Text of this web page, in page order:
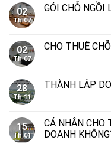
02
Th 07
GÓI CHỖ NGỒI
02
Th 07
CHO THUÊ CHỖ
28
Th 11
THÀNH LẬP
15
Th 01
CÁ NHÂN CHO
DOANH